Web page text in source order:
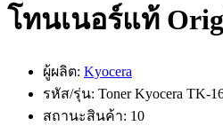
โทนเนอร์แท้
ผู้ผลิต: Kyocera
รหัส/รุ่น: Toner Kyocera TK-
สถานะสินค้า: 10